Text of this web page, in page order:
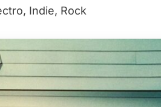
, Indie, Rock